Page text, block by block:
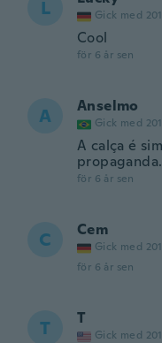
L Gick med
Cool
för 6 år sen
A Anselmo
Gick med
A calça é
för 6 år sen
C Cem
Gick med
för 6 år sen
T T
Gick med